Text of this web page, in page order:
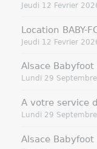
Jeudi 12 Fevrier
Location BABY-
Jeudi 12 Fevrier
Alsace
Lundi 29
A votre service
Lundi 29
Alsace